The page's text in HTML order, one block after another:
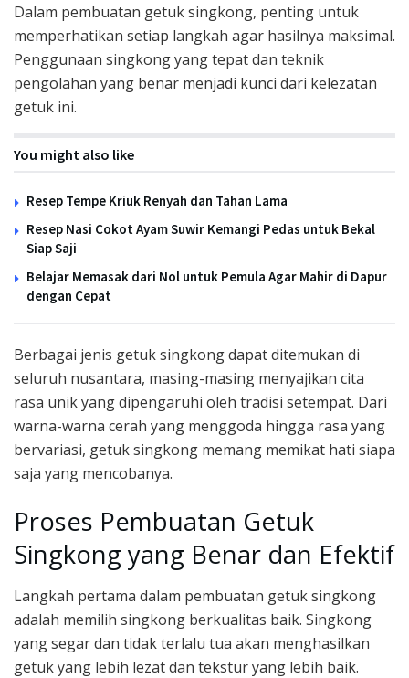
Dalam pembuatan getuk singkong, penting untuk
memperhatikan setiap langkah agar hasilnya maksimal.
Penggunaan singkong yang tepat dan teknik
pengolahan yang benar menjadi kunci dari kelezatan
getuk ini.
You might also like
Resep Tempe Kriuk Renyah dan Tahan Lama
Resep Nasi Cokot Ayam Suwir Kemangi Pedas untuk Bekal
Siap Saji
Belajar Memasak dari Nol untuk Pemula Agar Mahir di Dapur
dengan Cepat
Berbagai jenis getuk singkong dapat ditemukan di
seluruh nusantara, masing-masing menyajikan cita
rasa unik yang dipengaruhi oleh tradisi setempat. Dari
warna-warna cerah yang menggoda hingga rasa yang
bervariasi, getuk singkong memang memikat hati siapa
saja yang mencobanya.
Proses Pembuatan Getuk
Singkong yang Benar dan Efektif
Langkah pertama dalam pembuatan getuk singkong
adalah memilih singkong berkualitas baik. Singkong
yang segar dan tidak terlalu tua akan menghasilkan
getuk yang lebih lezat dan tekstur yang lebih baik.